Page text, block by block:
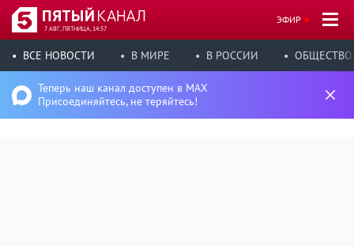
7 АВГ, ПЯТНИЦА, 14:57
ЭФИР
ВСЕ НОВОСТИ В МИРЕ В РОССИИ ОБЩЕСТВО
Теперь наш канал доступен в MAX
Присоединяйтесь, не теряйтесь!